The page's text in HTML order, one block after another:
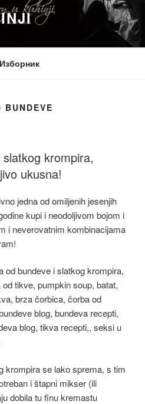
Изборник
BUNDEVE
krompira,
ukusna!
jedna od omiljenih jesenjih
kupi i neodoljivom bojom i
i neverovatnim kombinacijama
krompira se lako sprema, s tim
i štapni mikser (ili
dobila tu finu kremastu